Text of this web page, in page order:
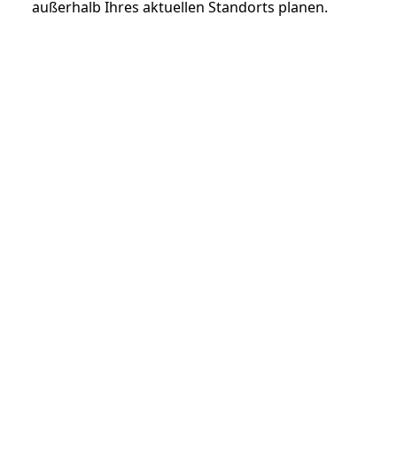
außerhalb Ihres aktuellen Standorts planen.